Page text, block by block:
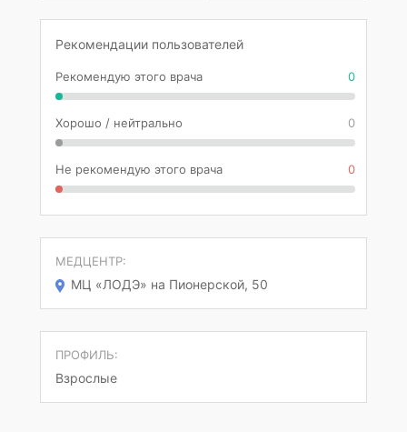
Рекомендации пользователей
Рекомендую этого врача 0
Хорошо / нейтрально 0
Не рекомендую этого врача 0
МЕДЦЕНТР:
МЦ «ЛОДЭ» на Пионерской, 50
ПРОФИЛЬ:
Взрослые